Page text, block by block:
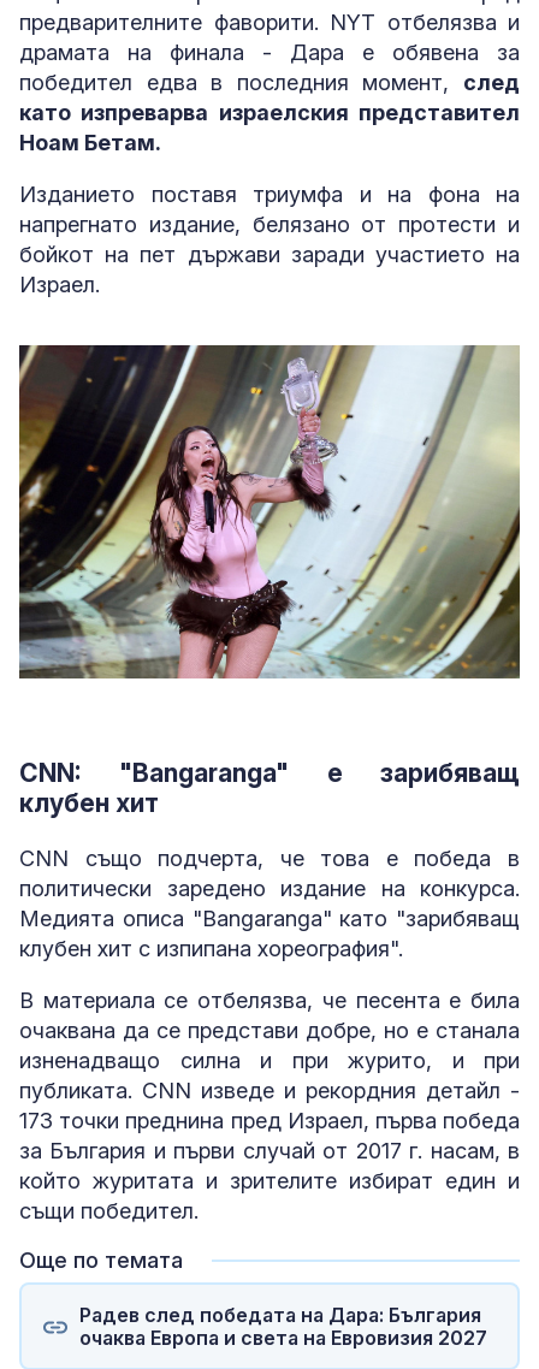
предварителните фаворити. NYT отбелязва и
драмата на финала - Дара е обявена за
победител едва в последния момент, след
като изпреварва израелския представител
Ноам Бетам.
Изданието поставя триумфа и на фона на
напрегнато издание, белязано от протести и
бойкот на пет държави заради участието на
Израел.
CNN: "Bangaranga" е зарибяващ
клубен хит
CNN също подчерта, че това е победа в
политически заредено издание на конкурса.
Медията описа "Bangaranga" като "зарибяващ
клубен хит с изпипана хореография".
В материала се отбелязва, че песента е била
очаквана да се представи добре, но е станала
изненадващо силна и при журито, и при
публиката. CNN изведе и рекордния детайл -
173 точки преднина пред Израел, първа победа
за България и първи случай от 2017 г. насам, в
който журитата и зрителите избират един и
същи победител.
Още по темата
Радев след победата на Дара: България
очаква Европа и света на Евровизия 2027